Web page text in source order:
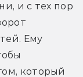
и с тех пор
Ему
который